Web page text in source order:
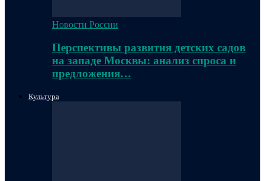
Новости России
Перспективы развития детских садов
на западе Москвы: анализ спроса и
предложения…
Культура